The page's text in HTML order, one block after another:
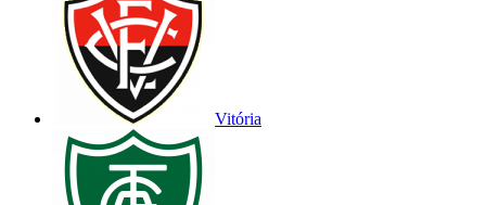
Vitória